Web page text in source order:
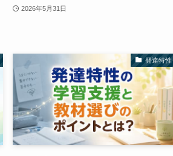
2026年5月31日
発達特性